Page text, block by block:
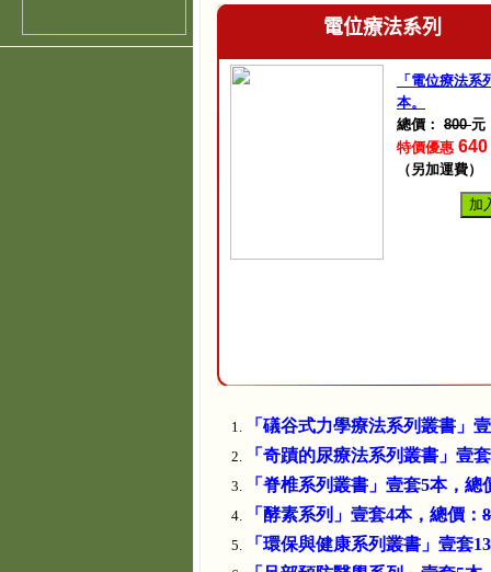
電位療法系列
「電位療法系
本。
總價： 800元
特價優惠 640
（另加運費）
加
「礒谷式力學療法系列叢書」
「奇蹟的尿療法系列叢書」壹
「脊椎系列叢書」壹套5本，總
「酵素系列」壹套4本，總價：
「環保與健康系列叢書」壹套